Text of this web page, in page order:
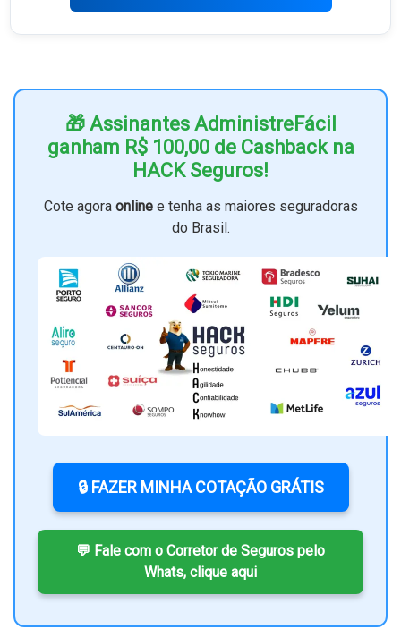
🎁 Assinantes AdministreFácil
ganham R$ 100,00 de Cashback na
HACK Seguros!
Cote agora onlinee tenha as maiores seguradoras
do Brasil.
🔒 FAZER MINHA COTAÇÃO GRÁTIS
💬 Fale com o Corretor de Seguros pelo
Whats, clique aqui